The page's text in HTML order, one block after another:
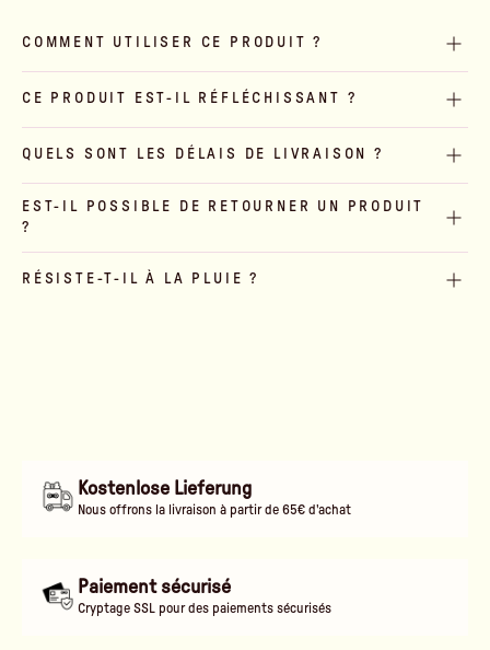
COMMENT UTILISER CE PRODUIT ?
CE PRODUIT EST-IL RÉFLÉCHISSANT ?
QUELS SONT LES DÉLAIS DE LIVRAISON ?
EST-IL POSSIBLE DE RETOURNER UN PRODUIT
?
RÉSISTE-T-IL À LA PLUIE ?
Kostenlose Lieferung
Nous offrons la livraison à partir de 65€ d'achat
Paiement sécurisé
Cryptage SSL pour des paiements sécurisés